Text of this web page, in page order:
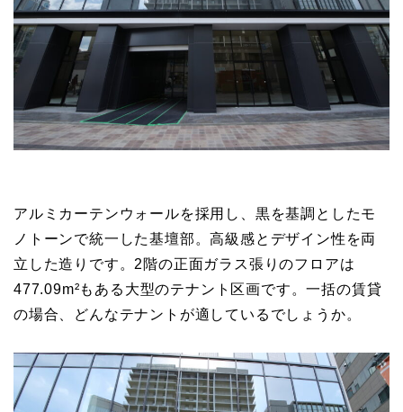
アルミカーテンウォールを採用し、黒を基調としたモ
ノトーンで統一した基壇部。高級感とデザイン性を両
立した造りです。2階の正面ガラス張りのフロアは
477.09m²もある大型のテナント区画です。一括の賃貸
の場合、どんなテナントが適しているでしょうか。